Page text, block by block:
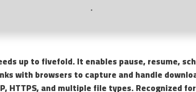
up to fivefold. It enables pause, resume,
with browsers to capture and handle
HTTPS, and multiple file types. Recognized